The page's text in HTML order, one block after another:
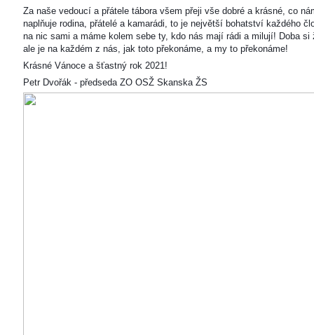
Za naše vedoucí a přátele tábora všem přeji vše dobré a krásné, co
naplňuje rodina, přátelé a kamarádi, to je největší bohatství každého
na nic sami a máme kolem sebe ty, kdo nás mají rádi a milují! Doba
ale je na každém z nás, jak toto překonáme, a my to překonáme!
Krásné Vánoce a šťastný rok 2021!
Petr Dvořák - předseda ZO OSŽ Skanska ŽS